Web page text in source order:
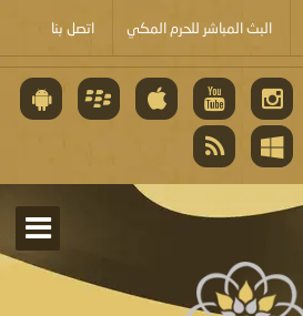
البث المباشر للحرم المكي اتصل بنا